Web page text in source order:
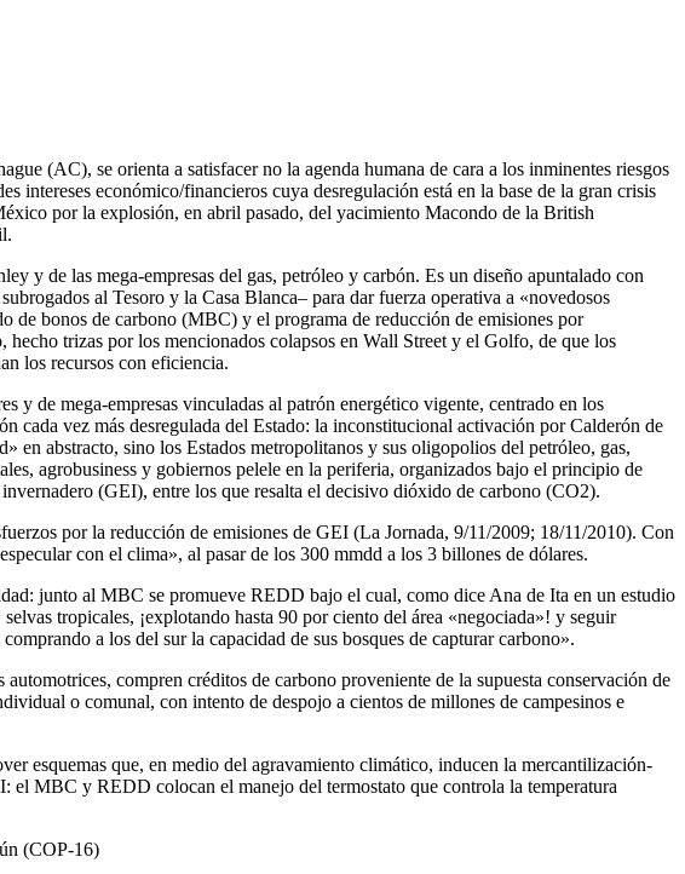
(AC), se orienta a satisfacer no la agenda humana de cara a los inminentes riesgos
intereses económico/financieros cuya desregulación está en la base de la gran crisis
por la explosión, en abril pasado, del yacimiento Macondo de la British
y de las mega-empresas del gas, petróleo y carbón. Es un diseño apuntalado con
al Tesoro y la Casa Blanca– para dar fuerza operativa a «novedosos
de bonos de carbono (MBC) y el programa de reducción de emisiones por
trizas por los mencionados colapsos en Wall Street y el Golfo, de que los
los recursos con eficiencia.
y de mega-empresas vinculadas al patrón energético vigente, centrado en los
cada vez más desregulada del Estado: la inconstitucional activación por Calderón de
en abstracto, sino los Estados metropolitanos y sus oligopolios del petróleo, gas,
agrobusiness y gobiernos pelele en la periferia, organizados bajo el principio de
(GEI), entre los que resalta el decisivo dióxido de carbono (CO2).
por la reducción de emisiones de GEI (La Jornada, 9/11/2009; 18/11/2010). Con
con el clima», al pasar de los 300 mmdd a los 3 billones de dólares.
junto al MBC se promueve REDD bajo el cual, como dice Ana de Ita en un estudio
tropicales, ¡explotando hasta 90 por ciento del área «negociada»! y seguir
a los del sur la capacidad de sus bosques de capturar carbono».
compren créditos de carbono proveniente de la supuesta conservación de
o comunal, con intento de despojo a cientos de millones de campesinos e
esquemas que, en medio del agravamiento climático, inducen la mercantilización-
MBC y REDD colocan el manejo del termostato que controla la temperatura
(COP-16)